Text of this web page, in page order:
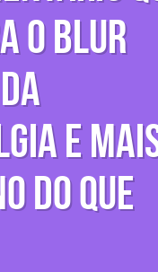
o Blur
e
do que